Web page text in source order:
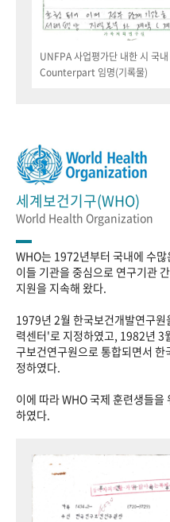
UNFPA 사업평가단 내한 시 국내
Counterpart 임명(기록물)
세계보건기구(WHO)
World Health Organization
WHO는 1972년부터 국내에 수
이들 기관을 중심으로 연구기관
지원을 지속해 왔다.
1979년 2월 한국보건개발연구원
력센터'로 지정하였고, 1982년 3
구보건연구원으로 통합되면서
정하였다.
이에 따라 WHO 국제 훈련생들
하였다.